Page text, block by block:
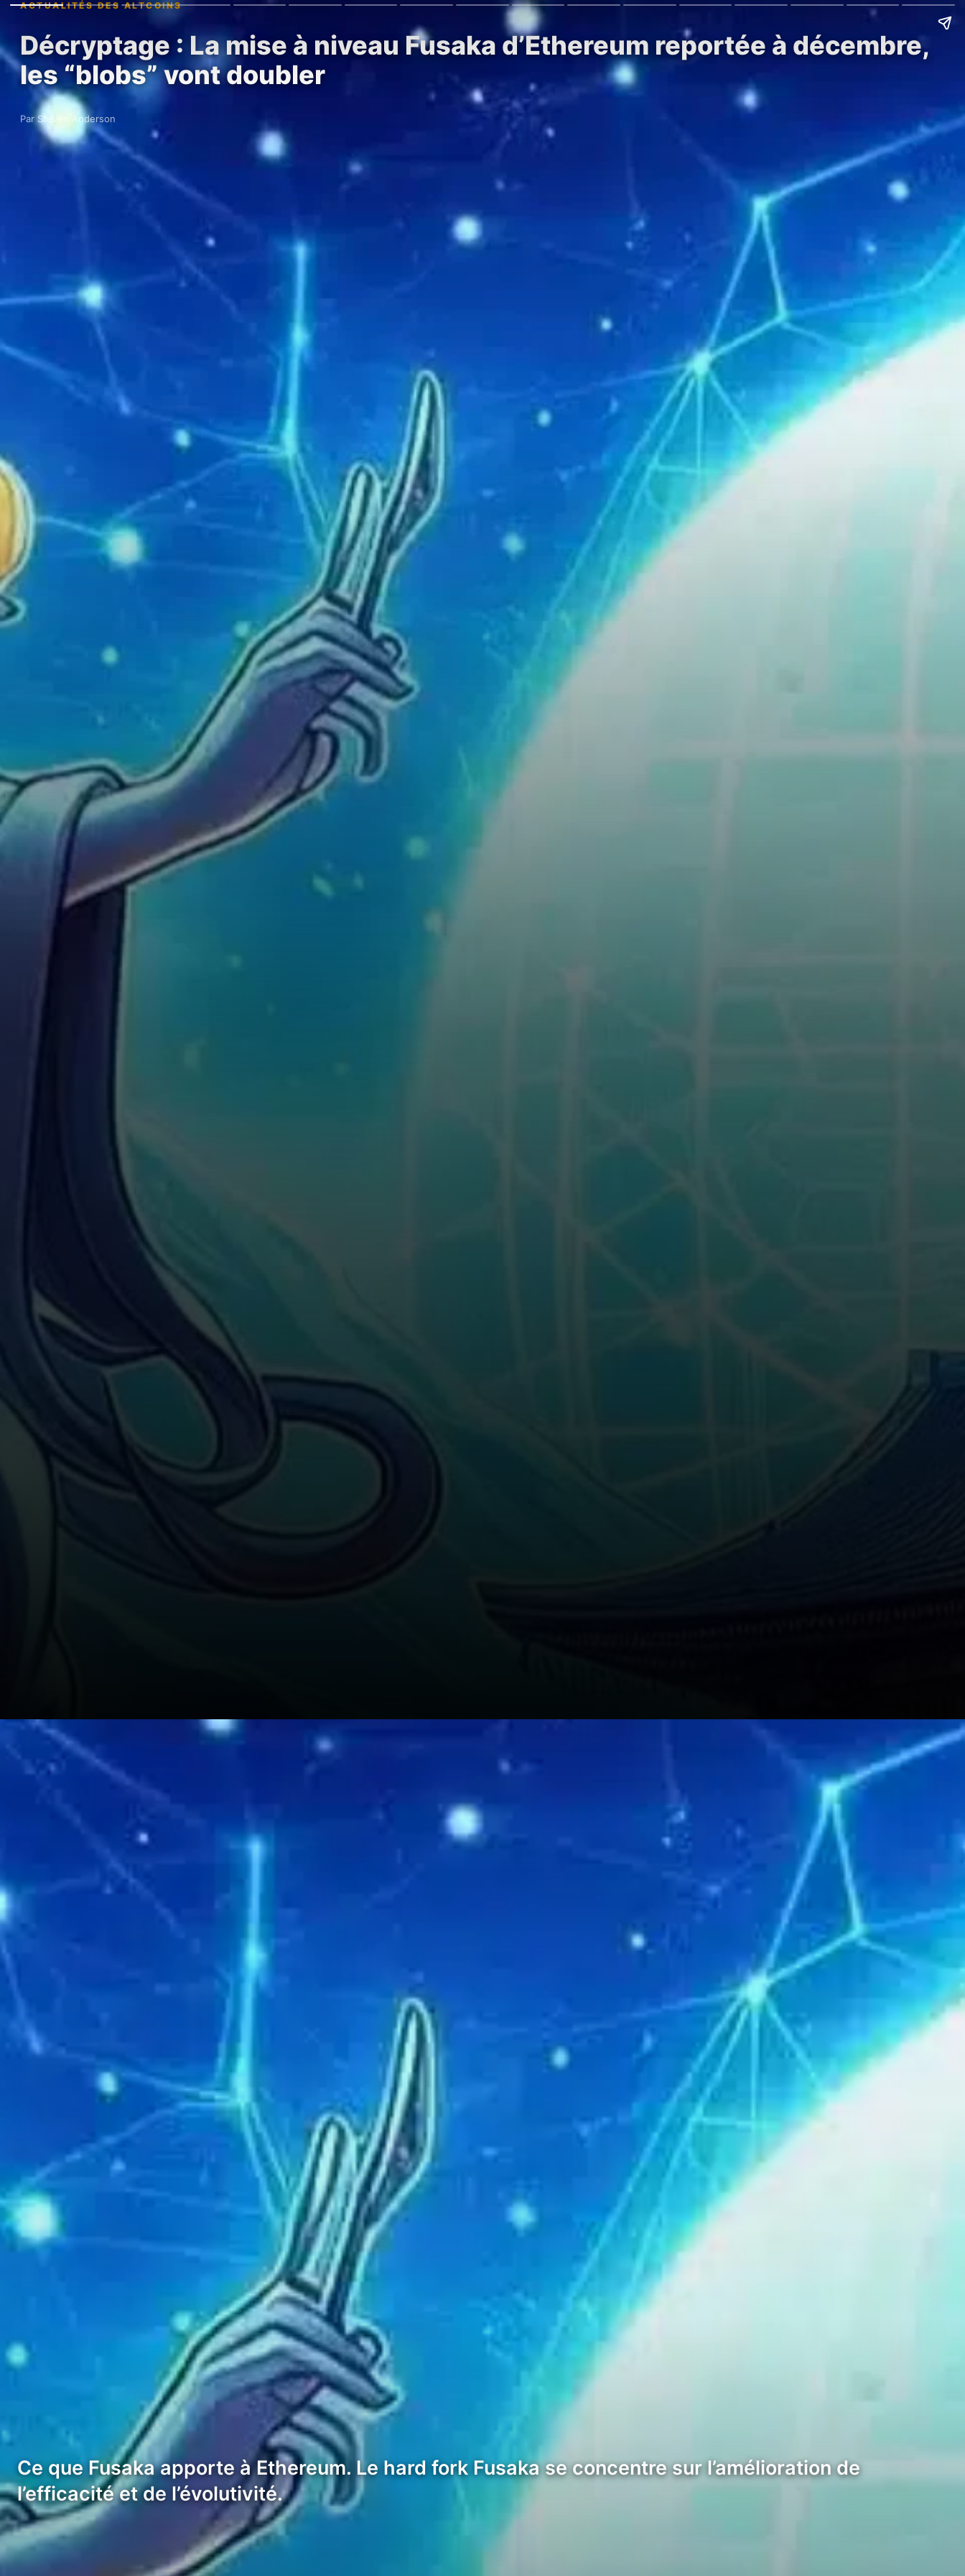
ACTUALITÉS DES ALTCOINS
Décryptage : La mise à niveau Fusaka d’Ethereum reportée à décembre,
les “blobs” vont doubler
Par Steven Anderson
Ce que Fusaka apporte à Ethereum. Le hard fork Fusaka se concentre sur l’amélioration de
l’efficacité et de l’évolutivité.